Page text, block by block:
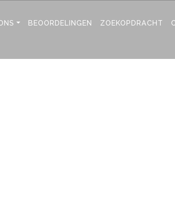
BEOORDELINGEN ZOEKOPDRACHT